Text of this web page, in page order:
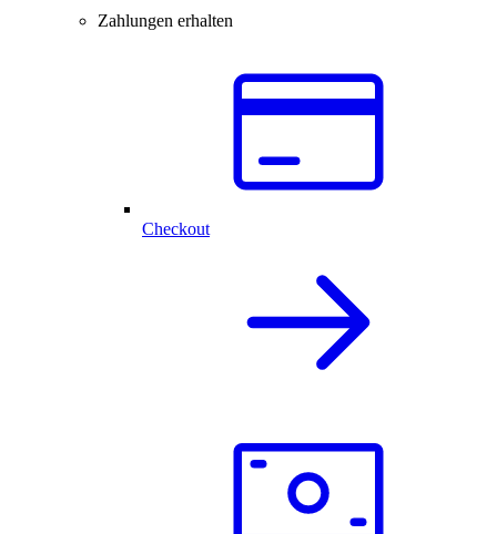
Zahlungen erhalten
Checkout